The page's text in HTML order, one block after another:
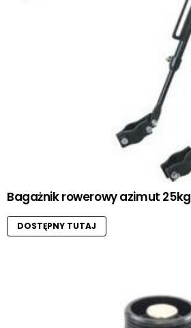
Bagażnik rowerowy azimut 25kg
DOSTĘPNY TUTAJ